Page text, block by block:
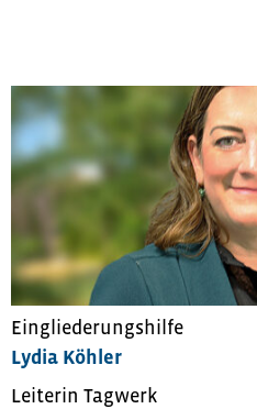
Eingliederungshilfe
Lydia Köhler
Leiterin Tagwerk